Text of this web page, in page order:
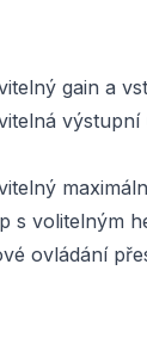
gain a
s volitelným
ovládání